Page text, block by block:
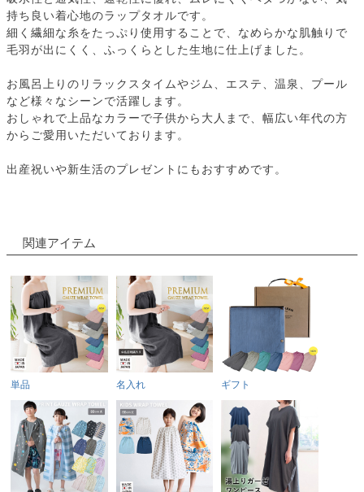
持ち良い着心地のラップタオルです。
細く繊細な糸をたっぷり使用することで、なめらかな肌触りで
毛羽が出にくく、ふっくらとした生地に仕上げました。
お風呂上りのリラックスタイムやジム、エステ、温泉、プール
など様々なシーンで活躍します。
おしゃれで上品なカラーで子供から大人まで、幅広い年代の方
からご愛用いただいております。
出産祝いや新生活のプレゼントにもおすすめです。
関連アイテム
単品 名入れ ギフト